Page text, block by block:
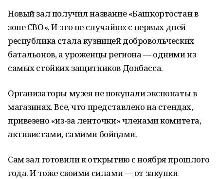
Новый зал получил название «Башкортостан в
зоне СВО». И это не случайно: с первых дней
республика стала кузницей добровольческих
батальонов, а уроженцы региона — одними из
самых стойких защитников Донбасса.
Организаторы музея не покупали экспонаты в
магазинах. Все, что представлено на стендах,
привезено «из-за ленточки» членами комитета,
активистами, самими бойцами.
Сам зал готовили к открытию с ноября прошлого
года. И тоже своими силами — от закупки